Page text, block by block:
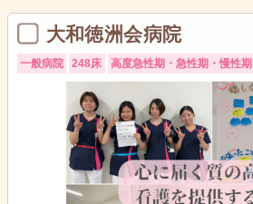
大和徳洲会病院
一般病院 248床 高度急性期・急性期・慢性期